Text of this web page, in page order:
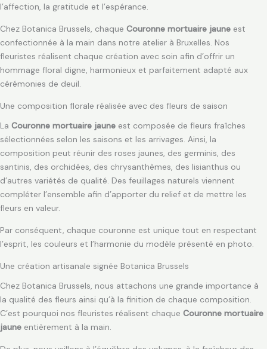
l’affection, la gratitude et l’espérance.
Chez Botanica Brussels, chaque Couronne mortuaire jaune est
confectionnée à la main dans notre atelier à Bruxelles. Nos
fleuristes réalisent chaque création avec soin afin d’offrir un
hommage floral digne, harmonieux et parfaitement adapté aux
cérémonies de deuil.
Une composition florale réalisée avec des fleurs de saison
La Couronne mortuaire jaune est composée de fleurs fraîches
sélectionnées selon les saisons et les arrivages. Ainsi, la
composition peut réunir des roses jaunes, des germinis, des
santinis, des orchidées, des chrysanthèmes, des lisianthus ou
d’autres variétés de qualité. Des feuillages naturels viennent
compléter l’ensemble afin d’apporter du relief et de mettre les
fleurs en valeur.
Par conséquent, chaque couronne est unique tout en respectant
l’esprit, les couleurs et l’harmonie du modèle présenté en photo.
Une création artisanale signée Botanica Brussels
Chez Botanica Brussels, nous attachons une grande importance à
la qualité des fleurs ainsi qu’à la finition de chaque composition.
C’est pourquoi nos fleuristes réalisent chaque Couronne mortuaire
jaune entièrement à la main.